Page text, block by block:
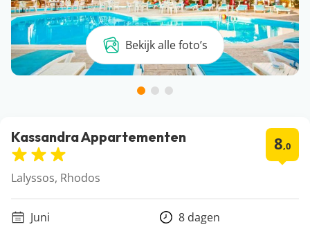
Bekijk alle foto’s
Kassandra Appartementen 8,0
Lalyssos, Rhodos
Juni
8 dagen